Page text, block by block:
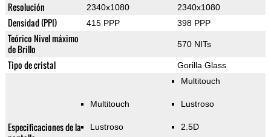
Resolución 2340x1080 2340x1080
Densidad (PPI) 415 PPP 398 PPP
Teórico Nivel máximo
de Brillo
570 NITs
Tipo de cristal Gorilla Glass
Especificaciones de la
Multitouch
Lustroso
Multitouch
Lustroso
2.5D